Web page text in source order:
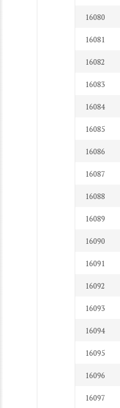
16080
16081
16082
16083
16084
16085
16086
16087
16088
16089
16090
16091
16092
16093
16094
16095
16096
16097